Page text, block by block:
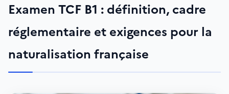
Examen TCF B1 : définition, cadre
réglementaire et exigences pour la
naturalisation française